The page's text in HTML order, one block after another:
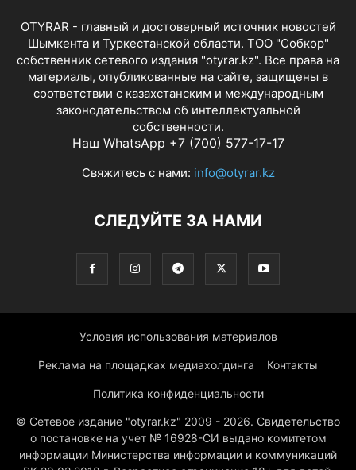
OTYRAR - главный и достоверный источник новостей
Шымкента и Туркестанской области. ТОО "Собкор"
собственник сетевого издания "otyrar.kz". Все права на
материалы, опубликованные на сайте, защищены в
соответствии с казахстанским и международным
законодательством об интеллектуальной
собственности.
Наш WhatsApp +7 (700) 577-17-17
Свяжитесь с нами: info@otyrar.kz
СЛЕДУЙТЕ ЗА НАМИ
Условия использования материалов
Реклама на площадках медиахолдинга Контакты
Политика конфиденциальности
© Сетевое издание "otyrar.kz" 2009 - 2026. Свидетельство
о постановке на учет № 16928-СИ выдано комитетом
информации Министерства информации и коммуникаций